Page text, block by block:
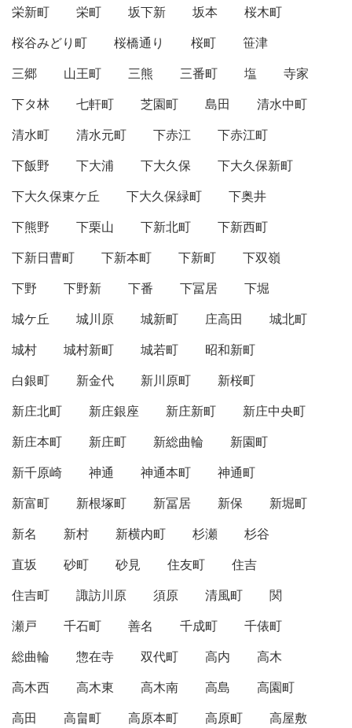
栄新町
栄町 坂下新 坂本
桜木町
桜谷みどり町
桜橋通り 桜町
笹津
三郷
山王町 三熊 三番町 塩
寺家
下タ林
七軒町 芝園町 島田
清水中町
清水町
清水元町 下赤江
下赤江町
下飯野
下大浦 下大久保
下大久保新町
下大久保東ケ丘
下大久保緑町
下奥井
下熊野
下栗山 下新北町
下新西町
下新日曹町
下新本町 下新町
下双嶺
下野
下野新 下番 下冨居
下堀
城ケ丘
城川原 城新町 庄高田
城北町
城村
城村新町 城若町
昭和新町
白銀町
新金代 新川原町
新桜町
新庄北町
新庄銀座 新庄新町
新庄中央町
新庄本町
新庄町 新総曲輪
新園町
新千原崎
神通 神通本町
神通町
新富町
新根塚町 新冨居 新保
新堀町
新名
新村 新横内町 杉瀬
杉谷
直坂
砂町 砂見 住友町
住吉
住吉町
諏訪川原 須原 清風町
関
瀬戸
千石町 善名 千成町
千俵町
総曲輪
惣在寺 双代町 高内
高木
高木西
高木東 高木南 高島
高園町
高田
高畠町 高原本町 高原町
高屋敷